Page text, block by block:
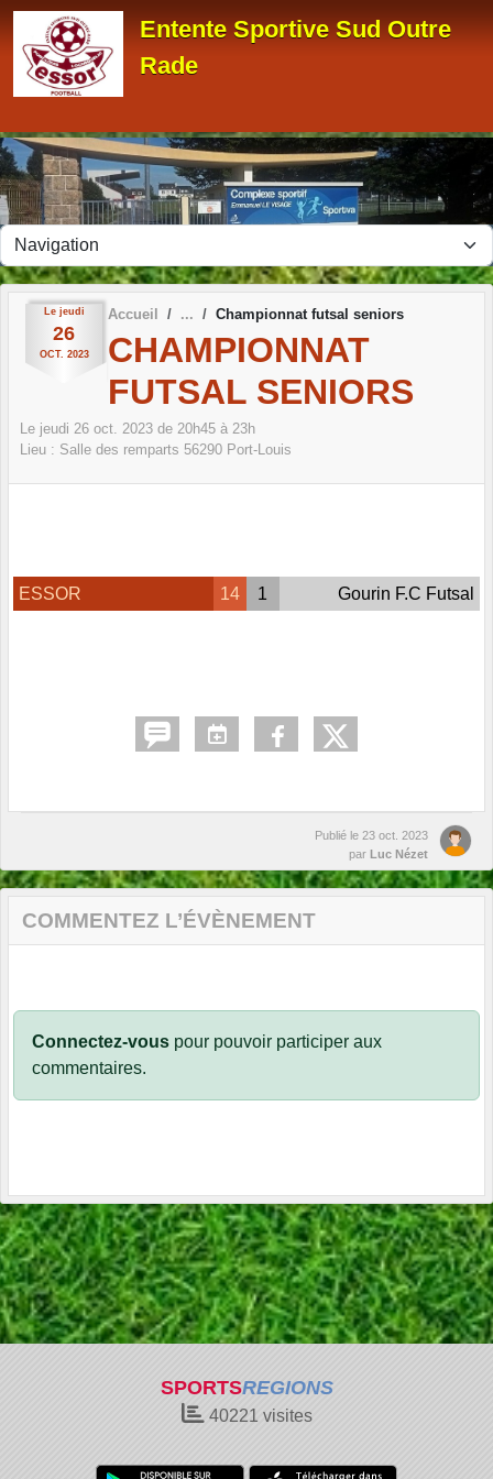
Entente Sportive Sud Outre
Rade
Le jeudi
26
OCT. 2023
Accueil Championnat futsal seniors
CHAMPIONNAT
FUTSAL SENIORS
Le jeudi 26 oct. 2023 de 20h45 à 23h
Lieu : Salle des remparts 56290 Port-Louis
ESSOR 14 1 Gourin F.C Futsal
Publié le 23 oct. 2023
par Luc Nézet
COMMENTEZ L’ÉVÈNEMENT
Connectez-vous pour pouvoir participer aux
commentaires.
SPORTSREGIONS
40221 visites
Panneau de gestion des cookies